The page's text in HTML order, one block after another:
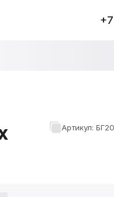
Артикул: